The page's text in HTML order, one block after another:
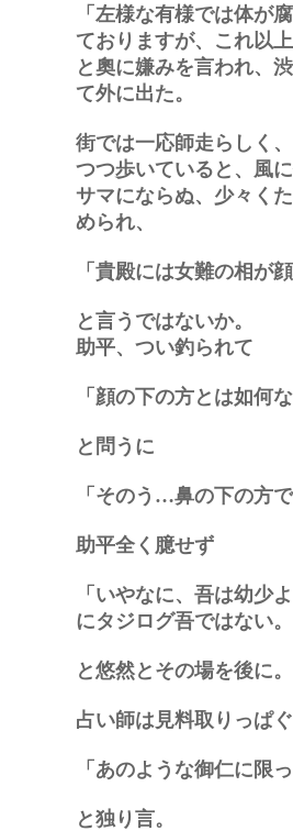
「左様な有様では体が
ておりますが、これ以
と奧に嫌みを言われ、
て外に出た。
街では一応師走らしく
つつ歩いていると、風
サマにならぬ、少々く
められ、
「貴殿には女難の相が
と言うではないか。
助平、つい釣られて
「顔の下の方とは如何
と問うに
「そのう…鼻の下の方
助平全く臆せず
「いやなに、吾は幼少
にタジログ吾ではない
と悠然とその場を後に。
占い師は見料取りっぱ
「あのような御仁に限
と独り言。